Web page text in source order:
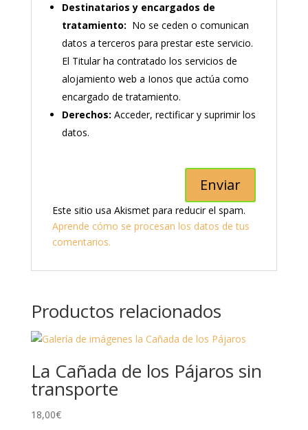
Destinatarios y encargados de
tratamiento: No se ceden o comunican
datos a terceros para prestar este servicio.
El Titular ha contratado los servicios de
alojamiento web a Ionos que actúa como
encargado de tratamiento.
Derechos: Acceder, rectificar y suprimir los
datos.
Este sitio usa Akismet para reducir el spam.
Aprende cómo se procesan los datos de tus
comentarios.
Productos relacionados
La Cañada de los Pájaros sin
transporte
18,00€